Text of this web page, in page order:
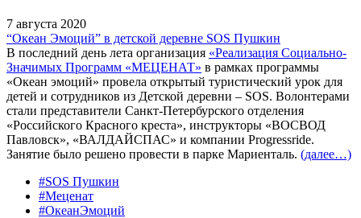
7 августа 2020
“Океан Эмоций” в детской деревне SOS Пушкин
В последний день лета организация «Реализация Социально-
Значимых Программ «МЕЦЕНАТ» в рамках программы
«Океан эмоций» провела открытый туристический урок для
детей и сотрудников из Детской деревни – SOS. Волонтерами
стали представители Санкт-Петербурского отделения
«Российского Красного креста», инструкторы «ВОСВОД
Павловск», «ВАЛДАЙСПАС» и компании Progressride.
Занятие было решено провести в парке Мариенталь. (далее…)
#SOS Пушкин
#Меценат
#ОкеанЭмоций